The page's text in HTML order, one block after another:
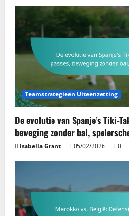
Teamstrategieën Uiteenzetting
De evolutie van Spanje’s Tiki-
beweging zonder bal,
Isabella Grant 05/02/2026 0